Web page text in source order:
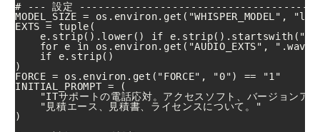
# --- 設定
MODEL_SIZE = os.environ.get("WHISPER_MODEL",
EXTS = tuple(
e.strip().lower() if
for e in os.environ.get("AUDIO_EXTS",
    if e.strip()
)
FORCE = os.environ.get("FORCE", "0") == "1"
INITIAL_PROMPT = (
"ITサポートの電話応対。アクセスソフト、バージョンア
    "見積エース、見積書、ライセンスについて。"
)